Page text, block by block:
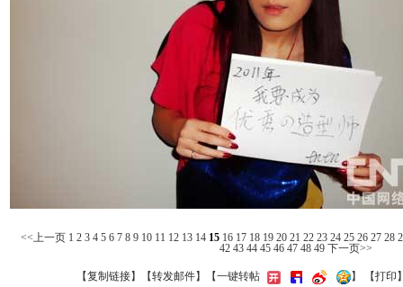
<<上一页 1 2 3 4 5 6 7 8 9 10 11 12 13 14 15 16 17 18 19 20 21 22 23 24 25 26 27 28
42 43 44 45 46 47 48 49 下一页>>
【复制链接】【转发邮件】 【一键转帖 】 【打印